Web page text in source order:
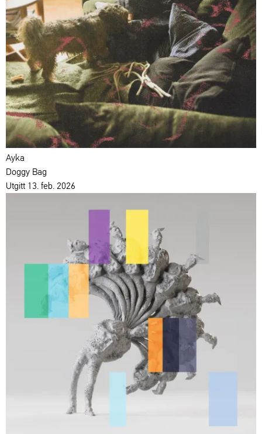
Ayka
Doggy Bag
Utgitt 13. feb. 2026